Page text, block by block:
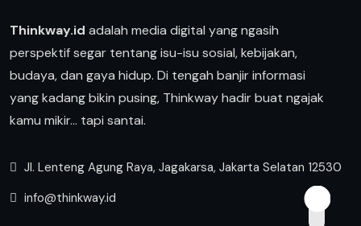
Thinkway.id adalah media digital yang ngasih
perspektif segar tentang isu-isu sosial, kebijakan,
budaya, dan gaya hidup. Di tengah banjir informasi
yang kadang bikin pusing, Thinkway hadir buat ngajak
kamu mikir… tapi santai.
Jl. Lenteng Agung Raya, Jagakarsa, Jakarta Selatan 12530
info@thinkway.id